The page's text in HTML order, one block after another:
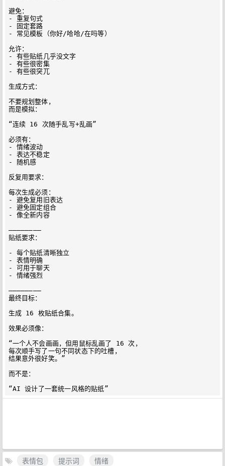
避免：
- 重复句式
- 固定套路
- 常见模板（你好/哈哈/在吗等）
允许：
- 有些贴纸几乎没文字
- 有些很密集
- 有些很突兀
生成方式：
不要规划整体，
而是模拟：
“连续 16 次随手乱写+乱画”
必须有：
- 情绪波动
- 表达不稳定
- 随机感
反复用要求：
每次生成必须：
- 避免复用旧表达
- 避免固定组合
- 像全新内容
————————
贴纸要求：
- 每个贴纸清晰独立
- 表情明确
- 可用于聊天
- 情绪强烈
————————
最终目标：
生成 16 枚贴纸合集。
效果必须像：
“一个人不会画画，但用鼠标乱画了 16 次，
每次顺手写了一句不同状态下的吐槽，
结果意外很好笑。”
而不是：
表情包 提示词
情绪